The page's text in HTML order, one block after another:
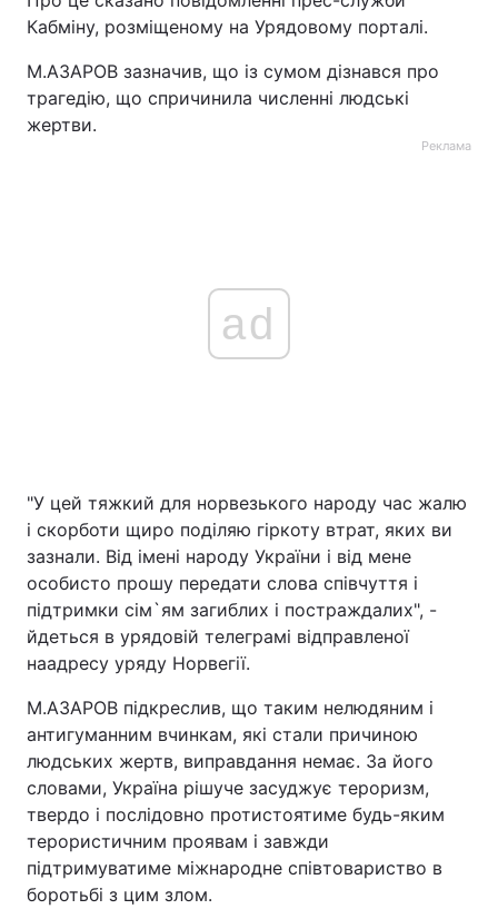
Кабміну, розміщеному на Урядовому порталі.
М.АЗАРОВ зазначив, що із сумом дізнався про
трагедію, що спричинила численні людські
жертви.
Реклама
ad
"У цей тяжкий для норвезького народу час жалю
і скорботи щиро поділяю гіркоту втрат, яких ви
зазнали. Від імені народу України і від мене
особисто прошу передати слова співчуття і
підтримки сім`ям загиблих і постраждалих", -
йдеться в урядовій телеграмі відправленої
наадресу уряду Норвегії.
М.АЗАРОВ підкреслив, що таким нелюдяним і
антигуманним вчинкам, які стали причиною
людських жертв, виправдання немає. За його
словами, Україна рішуче засуджує тероризм,
твердо і послідовно протистоятиме будь-яким
терористичним проявам і завжди
підтримуватиме міжнародне співтовариство в
боротьбі з цим злом.